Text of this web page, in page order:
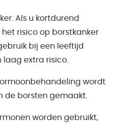
Als u kortdurend
risico op borstkanker
bij een leeftijd
laag extra risico.
wordt
de borsten gemaakt.
worden gebruikt,